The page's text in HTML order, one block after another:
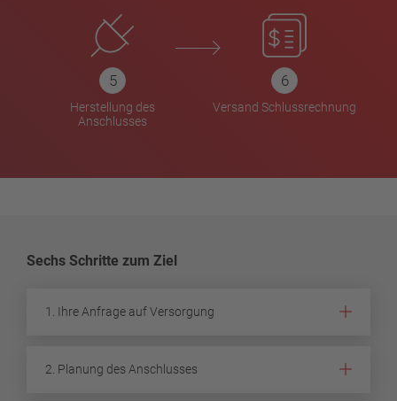
Herstellung des
Anschlusses
Versand Schlussrechnung
Sechs Schritte zum Ziel
1. Ihre Anfrage auf Versorgung
2. Planung des Anschlusses